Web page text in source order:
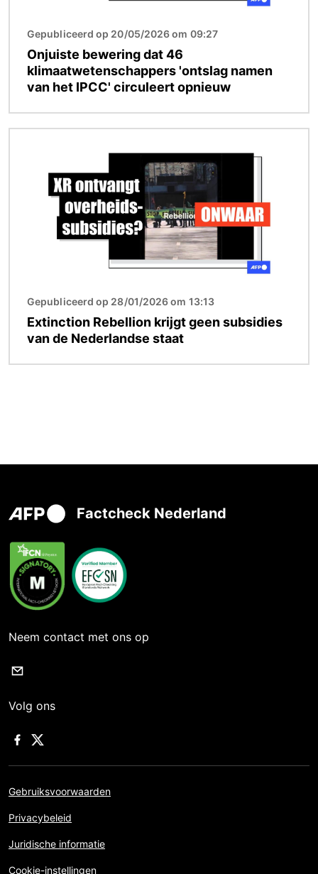
Gepubliceerd op 20/05/2026 om 09:27
Onjuiste bewering dat 46
klimaatwetenschappers 'ontslag namen
van het IPCC' circuleert opnieuw
Gepubliceerd op 28/01/2026 om 13:13
Extinction Rebellion krijgt geen subsidies
van de Nederlandse staat
Factcheck Nederland
Neem contact met ons op
Volg ons
Gebruiksvoorwaarden
Privacybeleid
Juridische informatie
Cookie-instellingen